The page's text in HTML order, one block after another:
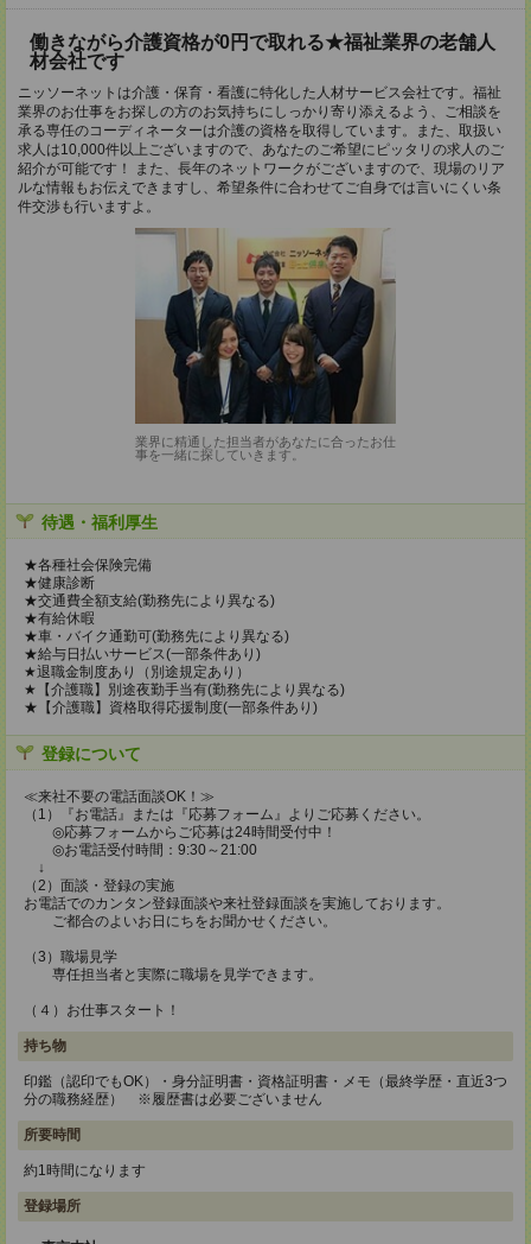
働きながら介護資格が0円で取れる★福祉業界の老舗人
材会社です
ニッソーネットは介護・保育・看護に特化した人材サービス会社です。福祉
業界のお仕事をお探しの方のお気持ちにしっかり寄り添えるよう、ご相談を
承る専任のコーディネーターは介護の資格を取得しています。また、取扱い
求人は10,000件以上ございますので、あなたのご希望にピッタリの求人のご
紹介が可能です！ また、長年のネットワークがございますので、現場のリア
ルな情報もお伝えできますし、希望条件に合わせてご自身では言いにくい条
件交渉も行いますよ。
業界に精通した担当者があなたに合ったお仕
事を一緒に探していきます。
待遇・福利厚生
★各種社会保険完備
★健康診断
★交通費全額支給(勤務先により異なる)
★有給休暇
★車・バイク通勤可(勤務先により異なる)
★給与日払いサービス(一部条件あり)
★退職金制度あり（別途規定あり）
★【介護職】別途夜勤手当有(勤務先により異なる)
★【介護職】資格取得応援制度(一部条件あり)
登録について
≪来社不要の電話面談OK！≫
（1）『お電話』または『応募フォーム』よりご応募ください。
◎応募フォームからご応募は24時間受付中！
◎お電話受付時間：9:30～21:00
↓
（2）面談・登録の実施
お電話でのカンタン登録面談や来社登録面談を実施しております。
ご都合のよいお日にちをお聞かせください。
（3）職場見学
専任担当者と実際に職場を見学できます。
（４）お仕事スタート！
持ち物
印鑑（認印でもOK）・身分証明書・資格証明書・メモ（最終学歴・直近3つ
分の職務経歴） ※履歴書は必要ございません
所要時間
約1時間になります
登録場所